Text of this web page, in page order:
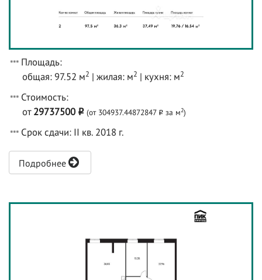
Площадь:
общая: 97.52 м2 | жилая: м2 | кухня: м2
Стоимость:
от29737500 o (от 304937.44872847 o за м2)
Срок сдачи: II кв. 2018 г.
Подробнее